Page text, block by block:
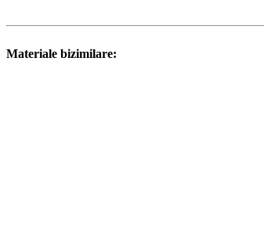
Materiale bizimilare: